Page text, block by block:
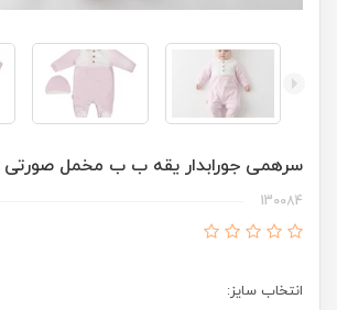
سرهمی جورابدار یقه ب ب مخمل صورتی
130084
انتخاب سایز: